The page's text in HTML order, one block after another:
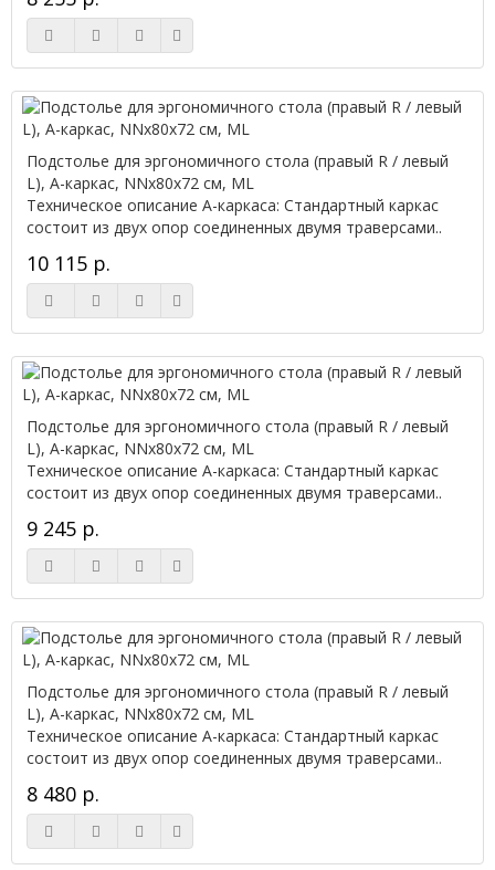
Подстолье для эргономичного стола (правый R / левый
L), А-каркас, NNx80х72 см, ML
Техническое описание А-каркаса: Стандартный каркас
состоит из двух опор соединенных двумя траверсами..
10 115 р.
Подстолье для эргономичного стола (правый R / левый
L), А-каркас, NNx80х72 см, ML
Техническое описание А-каркаса: Стандартный каркас
состоит из двух опор соединенных двумя траверсами..
9 245 р.
Подстолье для эргономичного стола (правый R / левый
L), А-каркас, NNx80х72 см, ML
Техническое описание А-каркаса: Стандартный каркас
состоит из двух опор соединенных двумя траверсами..
8 480 р.